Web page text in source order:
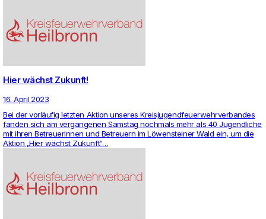
Hier wächst Zukunft!
16. April 2023
Bei der vorläufig letzten Aktion unseres Kreis­ju­gend­feu­er­wehr­ver­bandes
fanden sich am ver­gan­genen Samstag noch­mals mehr als 40 Jugend­liche
mit ihren Betreue­rinnen und Betreuern im Löwen­steiner Wald ein, um die
Aktion „Hier wächst Zukunft“…